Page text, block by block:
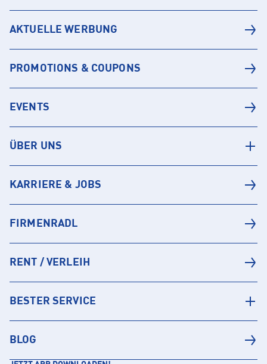
AKTUELLE WERBUNG
PROMOTIONS & COUPONS
EVENTS
ÜBER UNS
KARRIERE & JOBS
FIRMENRADL
RENT / VERLEIH
BESTER SERVICE
BLOG